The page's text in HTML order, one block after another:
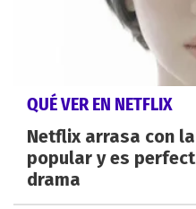
QUÉ VER EN NETFLIX
Netflix arrasa con
popular y es
drama